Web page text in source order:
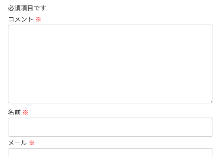
必須項目です
コメント ※
名前 ※
メール ※